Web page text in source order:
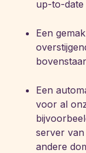
up-to-date
Een
Een
voor al
server
andere